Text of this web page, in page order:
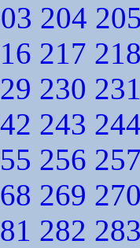
204
217
230
243
256
269
282